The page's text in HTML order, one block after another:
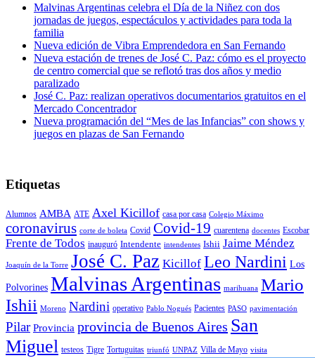
Malvinas Argentinas celebra el Día de la Niñez con dos
jornadas de juegos, espectáculos y actividades para toda la
familia
Nueva edición de Vibra Emprendedora en San Fernando
Nueva estación de trenes de José C. Paz: cómo es el proyecto
de centro comercial que se reflotó tras dos años y medio
paralizado
José C. Paz: realizan operativos documentarios gratuitos en el
Mercado Concentrador
Nueva programación del “Mes de las Infancias” con shows y
juegos en plazas de San Fernando
Etiquetas
Alumnos AMBA ATE Axel Kicillof casa por casa Colegio Máximo
coronavirus corte de boleta Covid Covid-19 cuarentena docentes Escobar
Frente de Todos inauguró Intendente intendentes Ishii Jaime Méndez
Joaquín de la Torre José C. Paz Kicillof Leo Nardini Los
Polvorines Malvinas Argentinas marihuana Mario
Ishii Moreno Nardini operativo Pablo Nogués Pacientes PASO pavimentación
Pilar Provincia provincia de Buenos Aires San
Miguel testeos Tigre Tortuguitas triunfó UNPAZ Villa de Mayo visita